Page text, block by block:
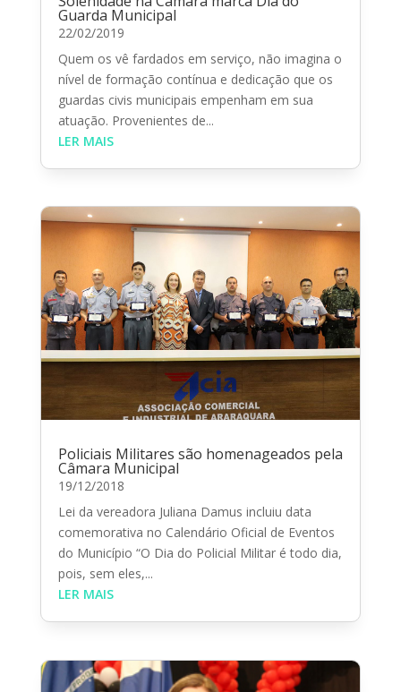
Guarda Municipal
22/02/2019
Quem os vê fardados em serviço, não imagina o
nível de formação contínua e dedicação que os
guardas civis municipais empenham em sua
atuação. Provenientes de...
LER MAIS
Policiais Militares são homenageados pela
Câmara Municipal
19/12/2018
Lei da vereadora Juliana Damus incluiu data
comemorativa no Calendário Oficial de Eventos
do Município “O Dia do Policial Militar é todo dia,
pois, sem eles,...
LER MAIS